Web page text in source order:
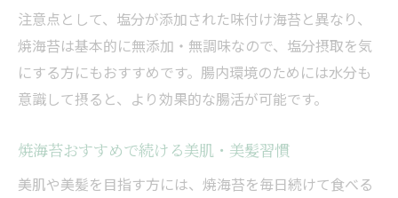
注意点として、塩分が添加された味付け海苔と異なり、
焼海苔は基本的に無添加・無調味なので、塩分摂取を気
にする方にもおすすめです。腸内環境のためには水分も
意識して摂ると、より効果的な腸活が可能です。
焼海苔おすすめで続ける美肌・美髪習慣
美肌や美髪を目指す方には、焼海苔を毎日続けて食べる